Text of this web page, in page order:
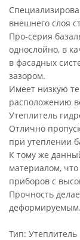
внешнего слоя
Про-серия
однослойно, в
в фасадных
зазором.
Имеет низкую
расположению
Утеплитель
Отлично
при утеплении
К тому же
материалом,
приборов с
Прочность
деформируемым.
Тип: Утеплитель